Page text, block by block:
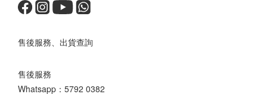
售後服務、出貨查詢
售後服務
Whatsapp： 5792 0382